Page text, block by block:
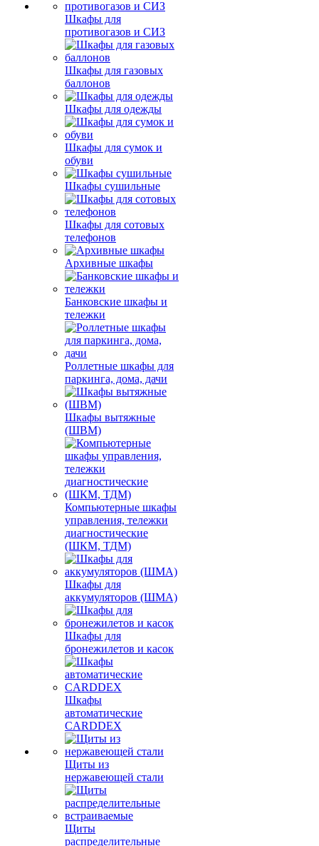
Шкафы для
противогазов и СИЗ
Шкафы для газовых
баллонов
Шкафы для одежды
Шкафы для сумок и
обуви
Шкафы сушильные
Шкафы для сотовых
телефонов
Архивные шкафы
Банковские шкафы и
тележки
Роллетные шкафы для
паркинга, дома, дачи
Шкафы вытяжные
(ШВМ)
Компьютерные шкафы
управления, тележки
диагностические
(ШКМ, ТДМ)
Шкафы для
аккумуляторов (ШМА)
Шкафы для
бронежилетов и касок
Шкафы
автоматические
CARDDEX
Щиты из
нержавеющей стали
Щиты
распределительные